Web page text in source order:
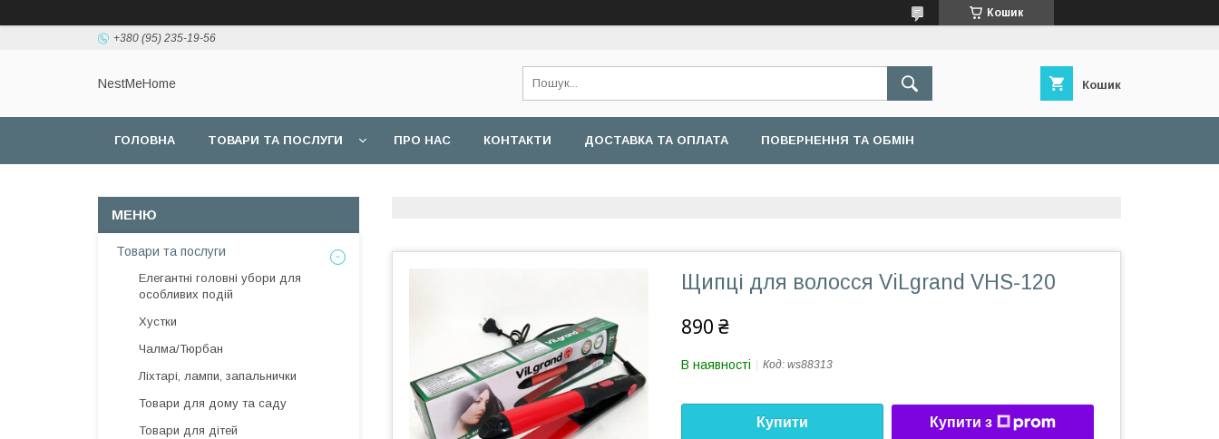
Кошик
+380 (95) 235-19-56
NestMeHome Кошик
ГОЛОВНА ТОВАРИ ТА ПОСЛУГИ ПРО НАС КОНТАКТИ ДОСТАВКА ТА ОПЛАТА ПОВЕРНЕННЯ ТА ОБМІН
Щипці для волосся ViLgrand VHS-120
890 ₴
В наявності Код: ws88313
Купити Купити з
Товари та послуги
Елегантні головні убори для
особливих подій
Хустки
Чалма/Тюрбан
Ліхтарі, лампи, запальнички
Товари для дому та саду
Товари для дітей